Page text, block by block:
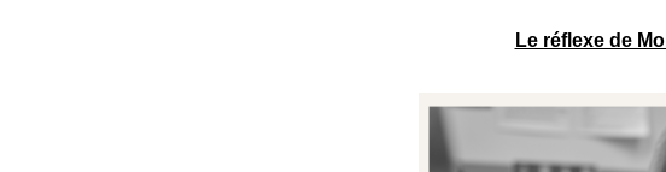
Le réflexe de